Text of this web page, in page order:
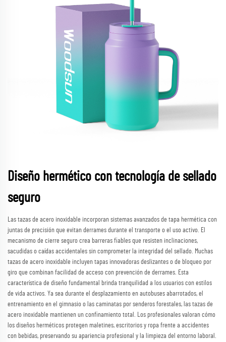
Diseño hermético con tecnología de sellado
seguro
Las tazas de acero inoxidable incorporan sistemas avanzados de tapa hermética con
juntas de precisión que evitan derrames durante el transporte o el uso activo. El
mecanismo de cierre seguro crea barreras fiables que resisten inclinaciones,
sacudidas o caídas accidentales sin comprometer la integridad del sellado. Muchas
tazas de acero inoxidable incluyen tapas innovadoras deslizantes o de bloqueo por
giro que combinan facilidad de acceso con prevención de derrames. Esta
característica de diseño fundamental brinda tranquilidad a los usuarios con estilos
de vida activos. Ya sea durante el desplazamiento en autobuses abarrotados, el
entrenamiento en el gimnasio o las caminatas por senderos forestales, las tazas de
acero inoxidable mantienen un confinamiento total. Los profesionales valoran cómo
los diseños herméticos protegen maletines, escritorios y ropa frente a accidentes
con bebidas, preservando su apariencia profesional y la limpieza del entorno laboral.